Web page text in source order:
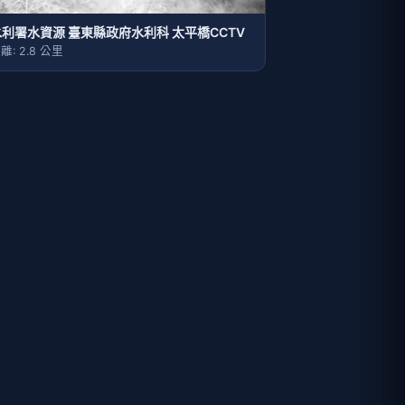
署水資源 臺東縣政府水利科 太平橋CCTV
: 2.8 公里